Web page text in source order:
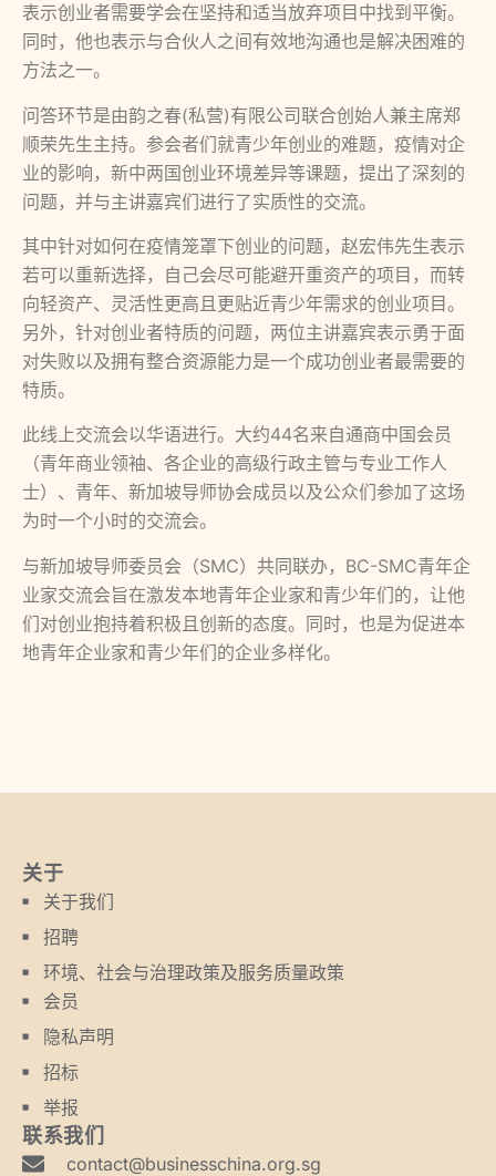
表示创业者需要学会在坚持和适当放弃项目中找到平衡。
同时，他也表示与合伙人之间有效地沟通也是解决困难的
方法之一。
问答环节是由韵之春(私营)有限公司联合创始人兼主席郑
顺荣先生主持。参会者们就青少年创业的难题，疫情对企
业的影响，新中两国创业环境差异等课题，提出了深刻的
问题，并与主讲嘉宾们进行了实质性的交流。
其中针对如何在疫情笼罩下创业的问题，赵宏伟先生表示
若可以重新选择，自己会尽可能避开重资产的项目，而转
向轻资产、灵活性更高且更贴近青少年需求的创业项目。
另外，针对创业者特质的问题，两位主讲嘉宾表示勇于面
对失败以及拥有整合资源能力是一个成功创业者最需要的
特质。
此线上交流会以华语进行。大约44名来自通商中国会员
（青年商业领袖、各企业的高级行政主管与专业工作人
士）、青年、新加坡导师协会成员以及公众们参加了这场
为时一个小时的交流会。
与新加坡导师委员会（SMC）共同联办，BC-SMC青年企
业家交流会旨在激发本地青年企业家和青少年们的，让他
们对创业抱持着积极且创新的态度。同时，也是为促进本
地青年企业家和青少年们的企业多样化。
关于
关于我们
招聘
环境、社会与治理政策及服务质量政策
会员
隐私声明
招标
举报
联系我们
contact@businesschina.org.sg